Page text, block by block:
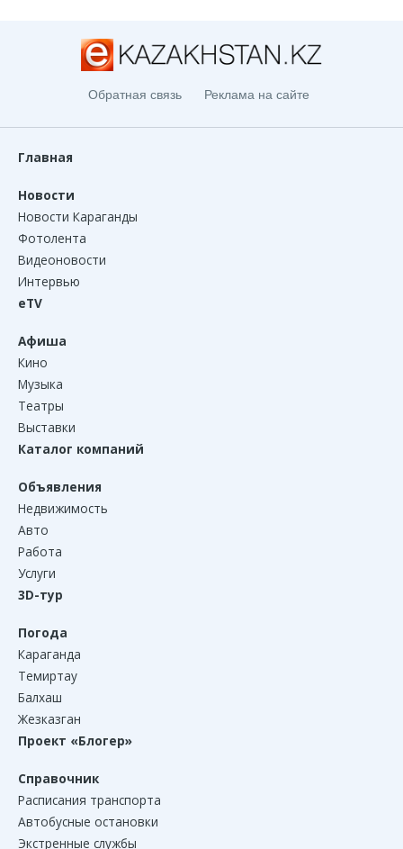
Обратная связь Реклама на сайте
Главная
Новости
Новости Караганды
Фотолента
Видеоновости
Интервью
eTV
Афиша
Кино
Музыка
Театры
Выставки
Каталог компаний
Объявления
Недвижимость
Авто
Работа
Услуги
3D-тур
Погода
Караганда
Темиртау
Балхаш
Жезказган
Проект «Блогер»
Справочник
Расписания транспорта
Автобусные остановки
Экстренные службы